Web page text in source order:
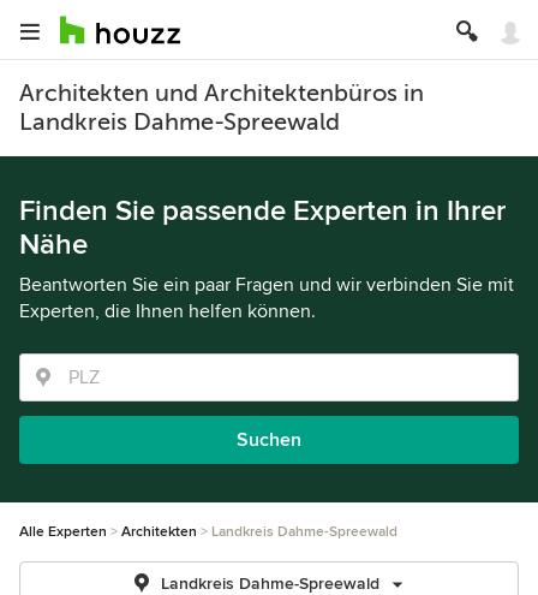
Architekten und Architektenbüros in
Landkreis Dahme-Spreewald
Finden Sie passende Experten in Ihrer
Nähe
Beantworten Sie ein paar Fragen und wir verbinden Sie mit
Experten, die Ihnen helfen können.
Suchen
Alle Experten Architekten Landkreis Dahme-Spreewald
Landkreis Dahme-Spreewald